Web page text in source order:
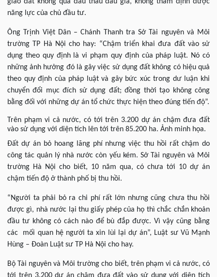
năng lực của chủ đầu tư.
Ông Trịnh Việt Dân – Chánh Thanh tra Sở Tài nguyên và Môi
trường TP Hà Nội cho hay: “Chậm triển khai đưa đất vào sử
dụng theo quy định là vi phạm quy định của pháp luật. Nó có
những ảnh hưởng đó là gây việc sử dụng đất không có hiệu quả
theo quy định của pháp luật và gây bức xúc trong dư luận khi
chuyển đổi mục đích sử dụng đất; đồng thời tạo không công
bằng đối với những dự án tổ chức thực hiện theo đúng tiến độ”.
Trên phạm vi cả nước, có tới trên 3.200 dự án chậm đưa đất
vào sử dụng với diện tích lên tới trên 85.200 ha. Ảnh minh họa.
Đất dự án bỏ hoang lãng phí nhưng việc thu hồi rất chậm do
công tác quản lý nhà nước còn yếu kém. Sở Tài nguyên và Môi
trường Hà Nội cho biết, 10 năm qua, có chưa tới 10 dự án
chậm tiến độ ở thành phố bị thu hồi.
“Người ta phải bỏ ra chi phí rất lớn nhưng cũng chưa thu hồi
được gì, nhà nước lại thu giấy phép của họ thì chắc chắn khoản
đầu tư không có cách nào để bù đắp được. Vì vậy cũng bằng
các mối quan hệ người ta xin lùi lại dự án”, Luật sư Vũ Mạnh
Hùng – Đoàn Luật sư TP Hà Nội cho hay.
Bộ Tài nguyên và Môi trường cho biết, trên phạm vi cả nước, có